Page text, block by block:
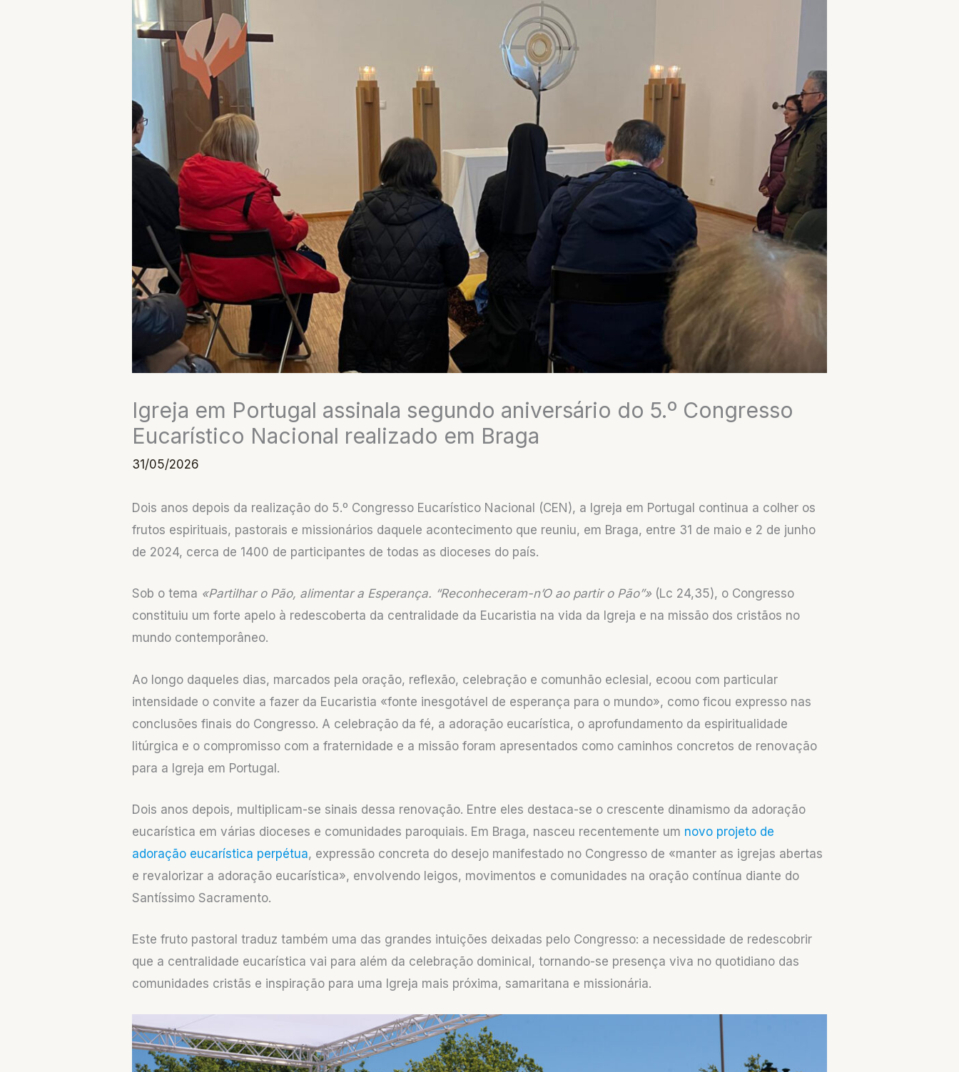
Igreja em Portugal assinala segundo aniversário do 5.º Congresso
Eucarístico Nacional realizado em Braga
31/05/2026
Dois anos depois da realização do 5.º Congresso Eucarístico Nacional (CEN), a Igreja em Portugal continua a colher os
frutos espirituais, pastorais e missionários daquele acontecimento que reuniu, em Braga, entre 31 de maio e 2 de junho
de 2024, cerca de 1400 de participantes de todas as dioceses do país.
Sob o tema «Partilhar o Pão, alimentar a Esperança. “Reconheceram-n’O ao partir o Pão”» (Lc 24,35), o Congresso
constituiu um forte apelo à redescoberta da centralidade da Eucaristia na vida da Igreja e na missão dos cristãos no
mundo contemporâneo.
Ao longo daqueles dias, marcados pela oração, reflexão, celebração e comunhão eclesial, ecoou com particular
intensidade o convite a fazer da Eucaristia «fonte inesgotável de esperança para o mundo», como ficou expresso nas
conclusões finais do Congresso. A celebração da fé, a adoração eucarística, o aprofundamento da espiritualidade
litúrgica e o compromisso com a fraternidade e a missão foram apresentados como caminhos concretos de renovação
para a Igreja em Portugal.
Dois anos depois, multiplicam-se sinais dessa renovação. Entre eles destaca-se o crescente dinamismo da adoração
eucarística em várias dioceses e comunidades paroquiais. Em Braga, nasceu recentemente um novo projeto de
adoração eucarística perpétua, expressão concreta do desejo manifestado no Congresso de «manter as igrejas abertas
e revalorizar a adoração eucarística», envolvendo leigos, movimentos e comunidades na oração contínua diante do
Santíssimo Sacramento.
Este fruto pastoral traduz também uma das grandes intuições deixadas pelo Congresso: a necessidade de redescobrir
que a centralidade eucarística vai para além da celebração dominical, tornando-se presença viva no quotidiano das
comunidades cristãs e inspiração para uma Igreja mais próxima, samaritana e missionária.